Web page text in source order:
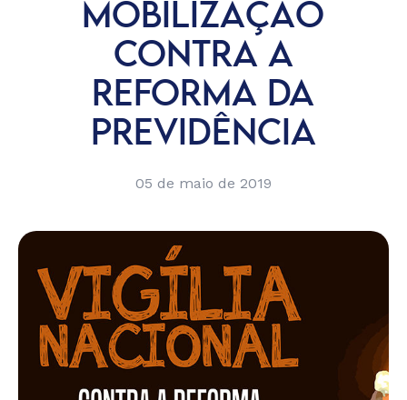
MOBILIZAÇÃO
CONTRA A
REFORMA DA
PREVIDÊNCIA
05 de maio de 2019